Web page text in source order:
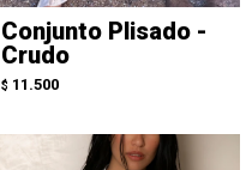
Conjunto Plisado -
Crudo
$ 11.500